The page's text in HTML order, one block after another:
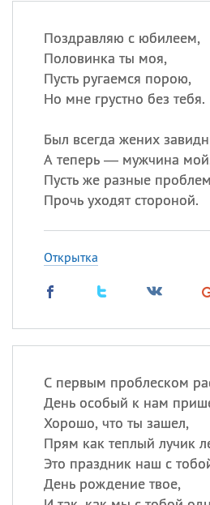
Поздравляю с юбилеем,
Половинка ты моя,
Пусть ругаемся порою,
Но мне грустно без тебя.
Был всегда жених
А теперь — мужчина
Пусть же разные
Прочь уходят стороной.
Открытка
С первым проблеском
День особый к нам
Хорошо, что ты зашел,
Прям как теплый лучик
Это праздник наш с
День рождение твое,